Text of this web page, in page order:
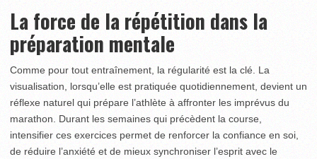
La force de la répétition dans la
préparation mentale
Comme pour tout entraînement, la régularité est la clé. La
visualisation, lorsqu’elle est pratiquée quotidiennement, devient un
réflexe naturel qui prépare l’athlète à affronter les imprévus du
marathon. Durant les semaines qui précèdent la course,
intensifier ces exercices permet de renforcer la confiance en soi,
de réduire l’anxiété et de mieux synchroniser l’esprit avec le